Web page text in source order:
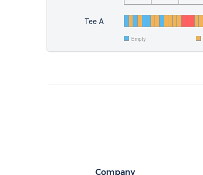
Tee A
Empty
Company